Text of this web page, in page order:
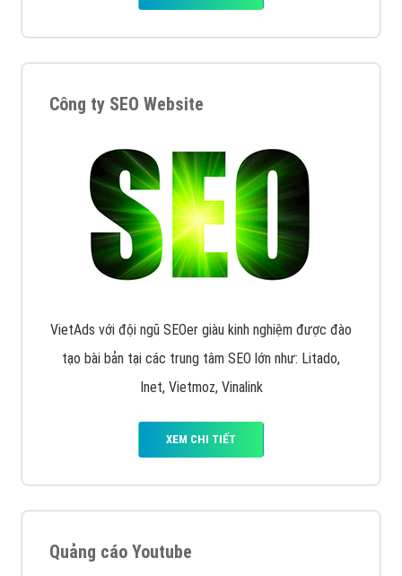
Công ty SEO Website
VietAds với đội ngũ SEOer giàu kinh nghiệm được đào
tạo bài bản tại các trung tâm SEO lớn như: Litado,
Inet, Vietmoz, Vinalink
XEM CHI TIẾT
Quảng cáo Youtube